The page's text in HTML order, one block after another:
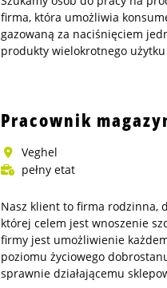
firma, która umożliwia
gazowaną za naciśnięciem
produkty wielokrotnego
Pracownik
produkcyjny
-
na
wakacje!
Pracownik
Veghel
pełny etat
Nasz klient to firma rodzinna,
której celem jest wnoszenie
firmy jest umożliwienie
poziomu życiowego
sprawnie działającemu